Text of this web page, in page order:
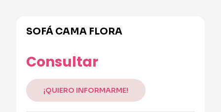
SOFÁ CAMA FLORA
Consultar
¡QUIERO INFORMARME!